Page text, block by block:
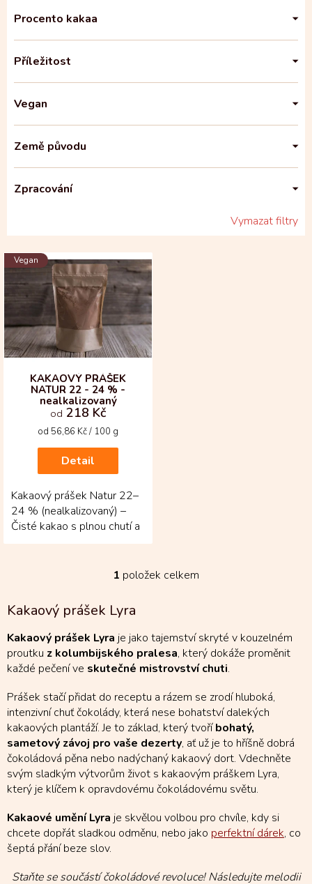
Procento kakaa
Příležitost
Vegan
Země původu
Zpracování
Vymazat filtry
V
ý
p
i
p
r
o
Vegan
KAKAOVÝ PRÁŠEK
NATUR 22 - 24 % -
nealkalizovaný
od 218 Kč
Měrná
od 56,86 Kč / 100 g
Detail
Kakaový prášek Natur 22–
24 % (nealkalizovaný) –
Čisté kakao s plnou chutí a
vůní Kolumbie! Tento
O
d
a
c
í
r
v
k
y
v
ý
p
i
u
1 položek celkem
Kakaový prášek Lyra
Kakaový prášek Lyra je jako tajemství skryté v kouzelném
proutku z kolumbijského pralesa, který dokáže proměnit
každé pečení ve skutečné mistrovství chuti.
Prášek stačí přidat do receptu a rázem se zrodí hluboká,
intenzivní chuť čokolády, která nese bohatství dalekých
kakaových plantáží. Je to základ, který tvoříbohatý,
sametový závoj pro vaše dezerty, ať už je to hříšně dobrá
čokoládová pěna nebo nadýchaný kakaový dort. Vdechněte
svým sladkým výtvorům život s kakaovým práškem Lyra,
který je klíčem k opravdovému čokoládovému světu.
Kakaové umění Lyra je skvělou volbou pro chvíle, kdy si
chcete dopřát sladkou odměnu, nebo jako perfektní dárek, co
šeptá přání beze slov.
Staňte se součástí čokoládové revoluce! Následujte melodii